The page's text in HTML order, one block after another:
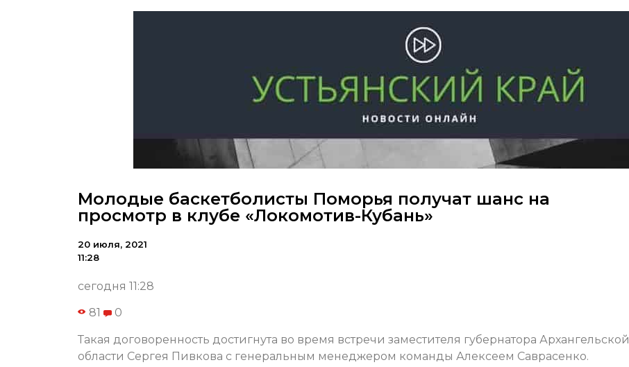
Молодые баскетболисты Поморья получат шанс на
просмотр в клубе «Локомотив-Кубань»
20 июля, 2021
11:28
сегодня 11:28
81 0
Такая договоренность достигнута во время встречи заместителя губернатора Архангельской
области Сергея Пивкова с генеральным менеджером команды Алексеем Саврасенко.